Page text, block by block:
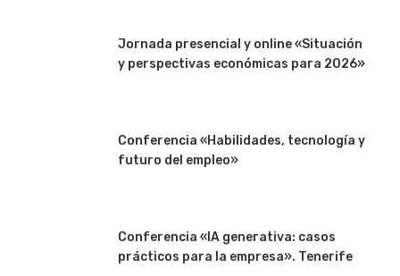
Jornada presencial y online «Situación
y perspectivas económicas para 2026»
Conferencia «Habilidades, tecnología y
futuro del empleo»
Conferencia «IA generativa: casos
prácticos para la empresa». Tenerife